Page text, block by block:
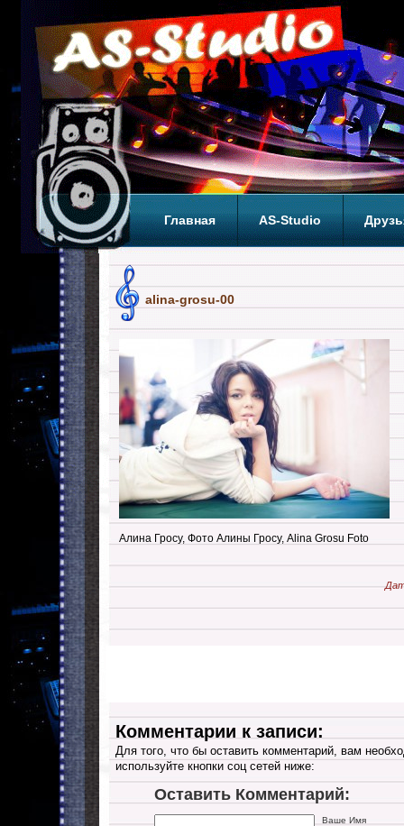
Главная AS-Studio
alina-grosu-00
Алина Гросу, Фото Алины Гросу, Alina Grosu Foto
Комментарии к записи:
Для того, что бы оставить комментарий, вам
используйте кнопки соц сетей ниже:
Оставить Комментарий:
Ваше Имя